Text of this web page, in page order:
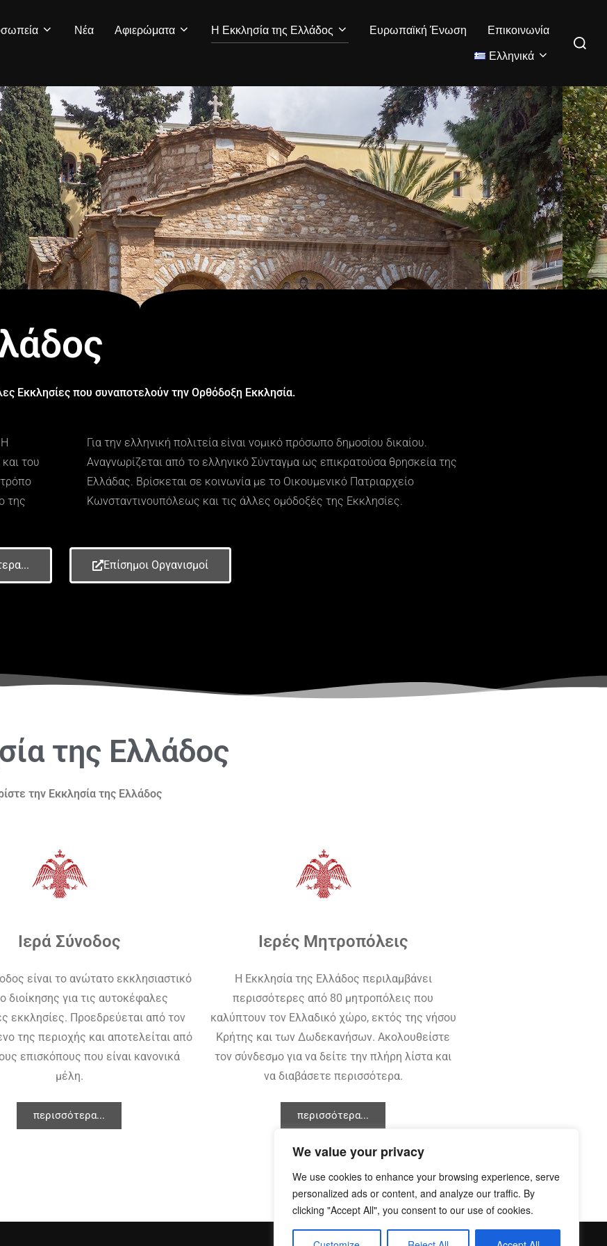
We value your privacy
We use cookies to enhance your browsing experience, serve
personalized ads or content, and analyze our traffic. By
clicking "Accept All", you consent to our use of cookies.
Νέα Αφιερώματα Η Εκκλησία της Ελλάδος Ευρωπαϊκή Ένωση
Επικοινωνία
Ελληνικά
Εκκλησίες που συναποτελούν την Ορθόδοξη Εκκλησία.
του
της
Για την ελληνική πολιτεία είναι νομικό πρόσωπο δημοσίου δικαίου.
Αναγνωρίζεται από το ελληνικό Σύνταγμα ως επικρατούσα θρησκεία της
Ελλάδας. Βρίσκεται σε κοινωνία με το Οικουμενικό Πατριαρχείο
Κωνσταντινουπόλεως και τις άλλες ομόδοξές της Εκκλησίες.
Επίσημοι Oργανισμοί
της Ελλάδος
την Εκκλησία της Ελλάδος
Ιερά Σύνοδος
είναι το ανώτατο εκκλησιαστικό
διοίκησης για τις αυτοκέφαλες
εκκλησίες. Προεδρεύεται από τον
της περιοχής και αποτελείται από
επισκόπους που είναι κανονικά
μέλη.
περισσότερα...
Ιερές Mητροπόλεις
Η Εκκλησία της Ελλάδος περιλαμβάνει
περισσότερες από 80 μητροπόλεις που
καλύπτουν τον Ελλαδικό χώρο, εκτός της νήσου
Κρήτης και των Δωδεκανήσων. Ακολουθείστε
τον σύνδεσμο για να δείτε την πλήρη λίστα και
να διαβάσετε περισσότερα.
περισσότερα...